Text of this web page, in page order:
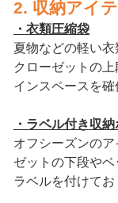
2. 収納アイ
・衣類圧縮袋
夏物などの軽い衣
クローゼットの
インスペースを確
・ラベル付き収
オフシーズンの
ゼットの下段やベ
ラベルを付けてお